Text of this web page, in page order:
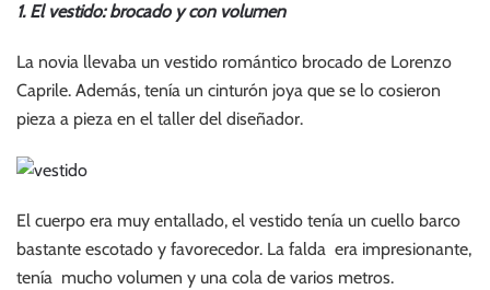
1. El vestido: brocado y con volumen
La novia llevaba un vestido romántico brocado de Lorenzo
Caprile. Además, tenía un cinturón joya que se lo cosieron
pieza a pieza en el taller del diseñador.
El cuerpo era muy entallado, el vestido tenía un cuello barco
bastante escotado y favorecedor. La falda era impresionante,
tenía mucho volumen y una cola de varios metros.